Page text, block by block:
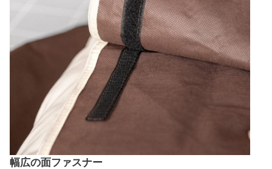
幅広の面ファスナー